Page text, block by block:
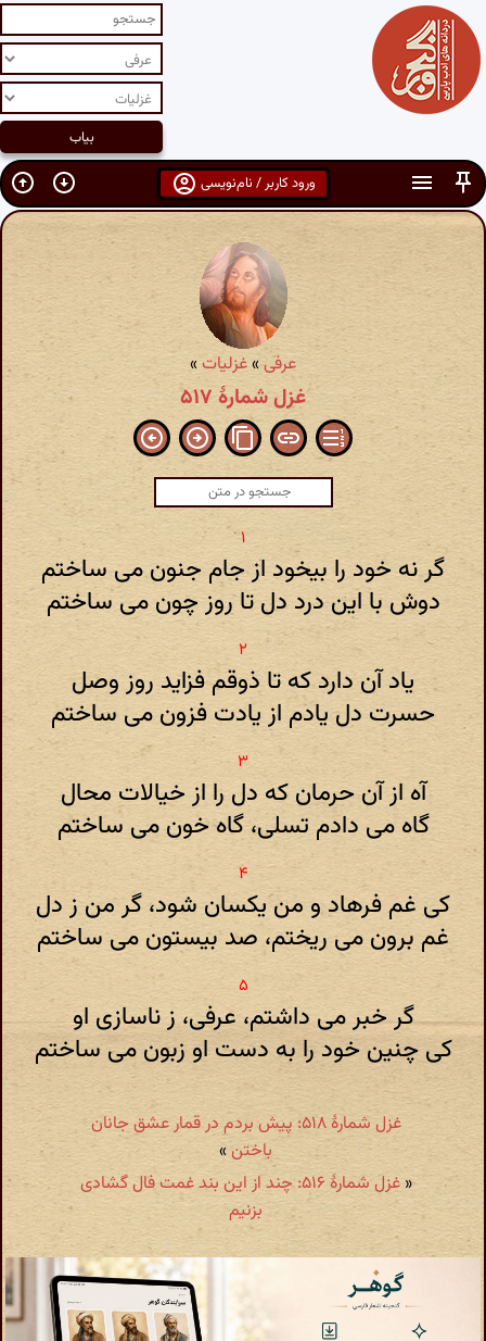
ورود کاربر / نام‌نویسی
عرفی »غزلیات»
غزل شمارهٔ ۵۱۷
گر نه خود را بیخود از جام جنون می ساختم
دوش با این درد دل تا روز چون می ساختم
یاد آن دارد که تا ذوقم فزاید روز وصل
حسرت دل یادم از یادت فزون می ساختم
آه از آن حرمان که دل را از خیالات محال
گاه می دادم تسلی، گاه خون می ساختم
کی غم فرهاد و من یکسان شود، گر من ز دل
غم برون می ریختم، صد بیستون می ساختم
گر خبر می داشتم، عرفی، ز ناسازی او
کی چنین خود را به دست او زبون می ساختم
غزل شمارهٔ ۵۱۸: پیش بردم در قمار عشق جانان
باختن»
«
غزل شمارهٔ ۵۱۶: چند از این بند غمت فال گشادی
بزنیم